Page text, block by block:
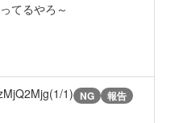
てるやろ～
1) NG 報告